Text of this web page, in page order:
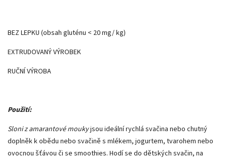
BEZ LEPKU (obsah gluténu < 20 mg/ kg)
EXTRUDOVANÝ VÝROBEK
RUČNÍ VÝROBA
Použití:
Sloni z amarantové moukyjsou ideální rychlá svačina nebo chutný
doplněk k obědu nebo svačině s mlékem, jogurtem, tvarohem nebo
ovocnou šťávou či se smoothies. Hodí se do dětských svačin, na